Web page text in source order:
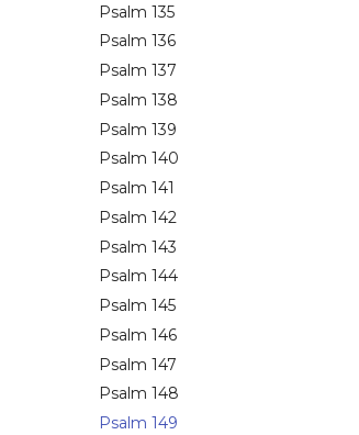
Psalm 135
Psalm 136
Psalm 137
Psalm 138
Psalm 139
Psalm 140
Psalm 141
Psalm 142
Psalm 143
Psalm 144
Psalm 145
Psalm 146
Psalm 147
Psalm 148
Psalm 149